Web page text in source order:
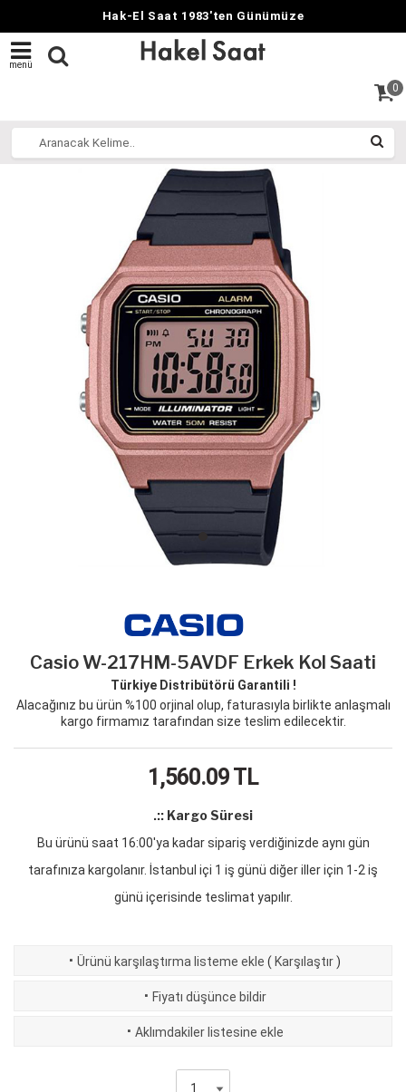
Hak-El Saat 1983'ten Günümüze
menü
0
Casio W-217HM-5AVDF Erkek Kol Saati
Türkiye Distribütörü Garantili !
Alacağınız bu ürün %100 orjinal olup, faturasıyla birlikte anlaşmalı
kargo firmamız tarafından size teslim edilecektir.
1,560.09TL
.:: Kargo Süresi
Bu ürünü saat 16:00'ya kadar sipariş verdiğinizde aynı gün
tarafınıza kargolanır. İstanbul içi 1 iş günü diğer iller için 1-2 iş
günü içerisinde teslimat yapılır.
· Ürünü karşılaştırma listeme ekle (Karşılaştır)
· Fiyatı düşünce bildir
· Aklımdakiler listesine ekle